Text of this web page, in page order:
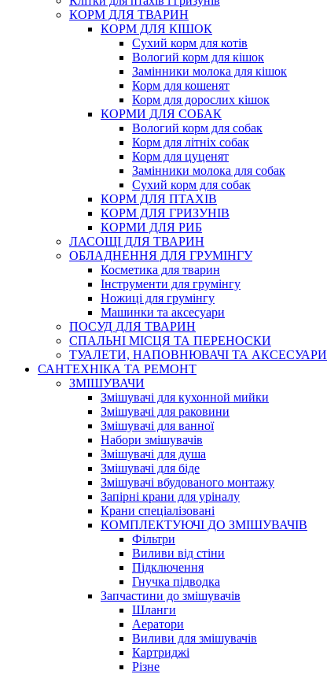
КОРМ ДЛЯ ТВАРИН
КОРМ ДЛЯ КІШОК
Сухий корм для котів
Вологий корм для кішок
Замінники молока для кішок
Корм для кошенят
Корм для дорослих кішок
КОРМИ ДЛЯ СОБАК
Вологий корм для собак
Корм для літніх собак
Корм для цуценят
Замінники молока для собак
Сухий корм для собак
КОРМ ДЛЯ ПТАХІВ
КОРМ ДЛЯ ГРИЗУНІВ
КОРМИ ДЛЯ РИБ
ЛАСОЩІ ДЛЯ ТВАРИН
ОБЛАДНЕННЯ ДЛЯ ГРУМІНГУ
Косметика для тварин
Інструменти для грумінгу
Ножиці для грумінгу
Машинки та аксесуари
ПОСУД ДЛЯ ТВАРИН
СПАЛЬНІ МІСЦЯ ТА ПЕРЕНОСКИ
ТУАЛЕТИ, НАПОВНЮВАЧІ ТА АКСЕСУАРИ
САНТЕХНІКА ТА РЕМОНТ
ЗМІШУВАЧИ
Змішувачі для кухонной мийки
Змішувачі для раковини
Змішувачі для ванної
Набори змішувачів
Змішувачі для душа
Змішувачі для біде
Змішувачі вбудованого монтажу
Запірні крани для уріналу
Крани спеціалізовані
КОМПЛЕКТУЮЧІ ДО ЗМІШУВАЧІВ
Фільтри
Виливи від стіни
Підключення
Гнучка підводка
Запчастини до змішувачів
Шланги
Аератори
Виливи для змішувачів
Картриджі
Різне